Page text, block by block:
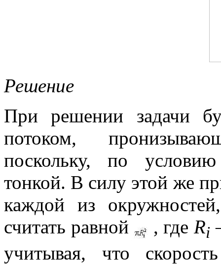
Решение
При решении задачи
потоком,
поскольку, по
тонкой. В силу этой же
каждой из
считать равной
, гдеRi
учитывая, что